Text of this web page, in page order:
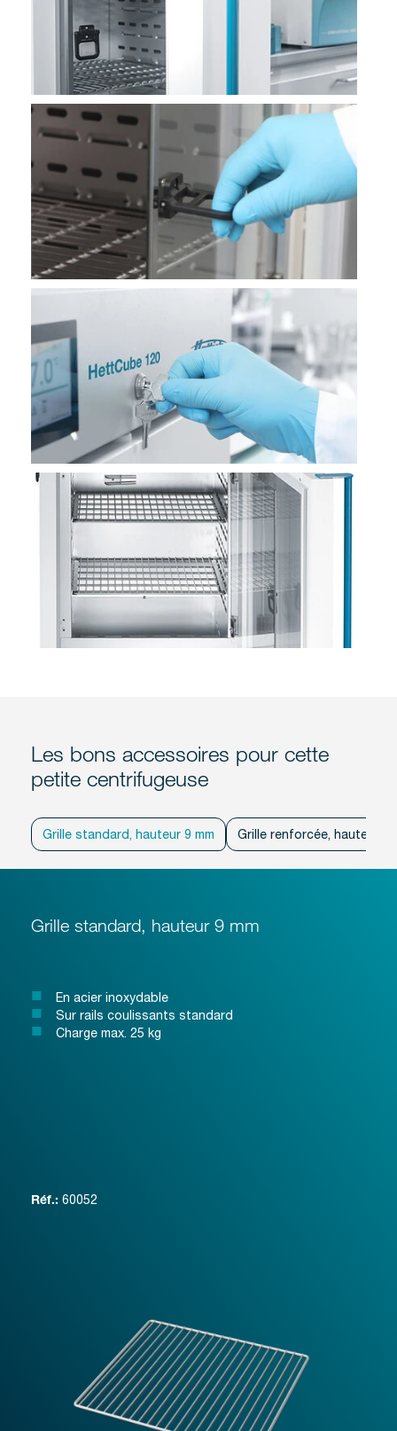
Les bons accessoires pour cette
petite centrifugeuse
Grille standard, hauteur 9 mm Grille renforcée, hauteur
Grille standard, hauteur 9 mm
En acier inoxydable
Sur rails coulissants standard
Charge max. 25 kg
Réf.: 60052